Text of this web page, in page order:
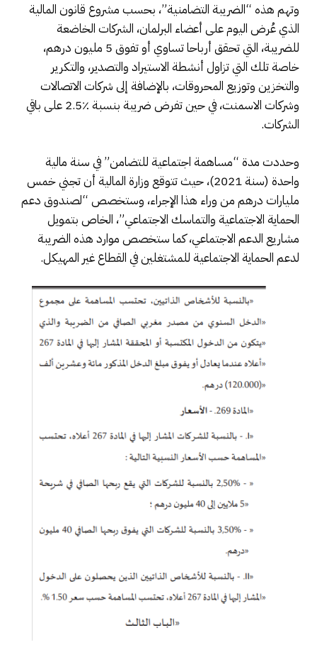
وتهم هذه “الضريبة التضامنية”، بحسب مشروع قانون المالية
الذي عُرض اليوم على أعضاء البرلمان، الشركات الخاضعة
للضريبة، التي تحقق أرباحا تساوي أو تفوق 5 مليون درهم،
خاصة تلك التي تزاول أنشطة الاستيراد والتصدير، والتكرير
والتخزين وتوزيع المحروقات، بالإضافة إلى شركات الاتصالات
وشركات الاسمنت، في حين تفرض ضريبة بنسبة ٪2.5 على باقي
الشركات.
وحددت مدة “مساهمة اجتماعية للتضامن” في سنة مالية
واحدة (سنة 2021)، حيث تتوقع وزارة المالية أن تجني خمس
مليارات درهم من وراء هذا الإجراء، وستخصص “لصندوق دعم
الحماية الاجتماعية والتماسك الاجتماعي”، الخاص بتمويل
مشاريع الدعم الاجتماعي، كما ستخصص موارد هذه الضريبة
لدعم الحماية الاجتماعية للمشتغلين في القطاع غير المهيكل.